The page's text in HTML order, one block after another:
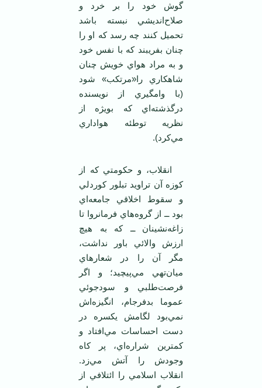
گوش خود را بر خرد و
صلاح‌انديشي نبسته باشد
تحميل کنند چه رسد که او را
چنان بفريبند که با نفس خود
و به مراد هواي خويش چنان
شاهکاري را«مرتکب» شود
(با وامگيري از نويسنده
درگذشته‌اي که بويژه از
نظريه توطئه هواداري
مي‌کرد).
انقلاب، و حکومتي که از
کوزه آن تراويد تبلور کوردلي
و سقوط اخلاقي جامعه‌اي
بود ــ از گروه‌هاي فرمانروا تا
زاغه‌نشينان ــ که به هيچ
ارزش والائي باور نداشت،
مگر آن را در شعارهاي
ميان‌تهي مي‌پيچيد؛ و اگر
فرصت‌طلبي و سودجوئي
عموما بدفرجام، انگيزه‌اش
نمي‌بود لگامش يکسره در
دست احساسات مي‌افتاد و
کمترين شراره‌اي، پر کاه
وجودش را آتش مي‌زد.
انقلاب اسلامي را ائتلافي از